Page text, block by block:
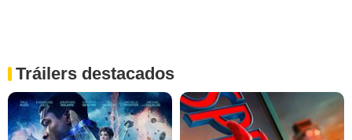
Tráilers destacados